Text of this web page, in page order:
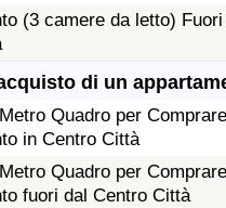
(3 camere da letto) Fuori
di un
Quadro per
in Centro Città
Quadro per
fuori dal Centro Città
di Criminalità
Criminalità
per paese
Sanitaria